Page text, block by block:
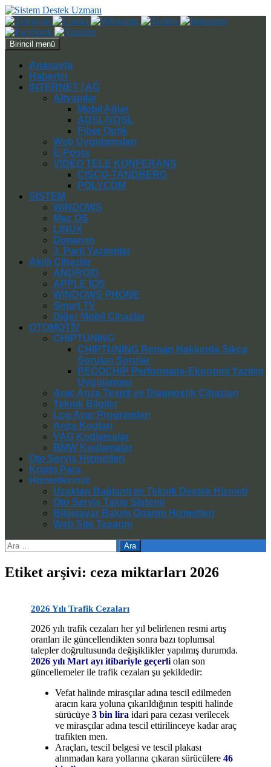
Ara
Birincil menü
atla
Anasayfa
Haberler
INTERNET / AĞ
Altyapılar
Mobil Ağlar
ADSL/VDSL
Fiber Optik
Web Uygulamaları
E-Posta
VIDEO TELE KONFERANS
CISCO-TANDBERG
POLYCOM
SİSTEM
WINDOWS
Mac OS
LINUX
Donanım
3. Parti Yazılımlar
Akıllı Cihazlar
ANDROID
APPLE IOS
WINDOWS PHONE
Smart TV
Diğer Mobil Cihazlar
OTOMOTİV
CHIPTUNING
CHIPTUNING Remap Hakkında Sıkça
Sorulan Sorular
PECOCHIP Performans-Ekonomi Yazılım
Uygulaması
Araç Arıza Tespit ve Diagnostik Cihazları
Teknik Bilgiler
Lpg Ayar Programları
Arıza Kodları
VAG Kodlamalar
BMW Kodlamalar
Oto Servis Hizmetleri
Kripto Para
Hizmetlerimiz
Uzaktan Bağlantı ile Teknik Destek Hizmeti
Oto Servis Takip Sistemi
Bilgisayar Bakım Onarım Hizmetleri
Web Site Tasarım
Arama:
Etiket arşivi: ceza miktarları 2026
2026 Yılı Trafik Cezaları
2026 yılı trafik cezaları her yıl belirlenen resmi artış
oranları ile güncellendikten sonra bazı toplumsal
talepler doğrultusunda değişiklikler yapılmış durumda.
2026 yılı Mart ayı itibariyle geçerli olan son
güncellemeler ile trafik cezaları şu şekildedir:
Vefat halinde mirasçılar adına tescil edilmeden
aracın kara yoluna çıkarıldığının tespiti halinde
sürücüye3 bin lira idari para cezası verilecek
ve mirasçılar adına tescil ettirilinceye kadar araç
trafikten men.
Araçları, tescil belgesi ve tescil plakası
alınmadan kara yollarına çıkaran sürücülere46